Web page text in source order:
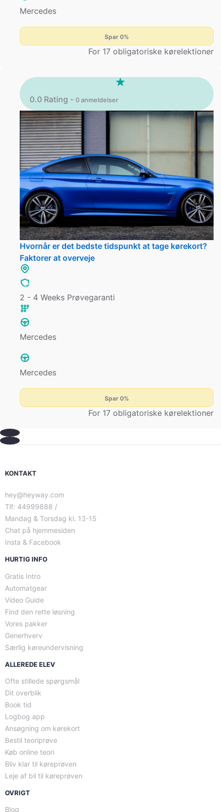
Mercedes
Spar 0%
For 17 obligatoriske kørelektioner
0.0 Rating - 0 anmeldelser
Hvornår er det bedste tidspunkt at tage kørekort?
Faktorer at overveje
2 - 4 Weeks Prøvegaranti
Mercedes
Mercedes
Spar 0%
For 17 obligatoriske kørelektioner
KONTAKT
hey@heyway.com
Tlf: 44999888 /
Mandag & Torsdag kl. 13-15
Chat på hjemmesiden
Insta & Facebook
HURTIG INFO
Gratis Intro
Automatgear
Video Guide
Find den rette løsning
Vores pakker
Generhverv
Særlig køreundervisning
ALLEREDE ELEV
Ofte stillede spørgsmål
Dit overblik
Book tid
Logbog app
Ansøgning om kørekort
Bestil teoriprøve
Køb online teori
Bliv klar til køreprøven
Leje af bil til køreprøven
OVRIGT
Blog